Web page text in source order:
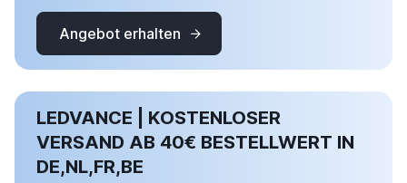
Angebot erhalten
LEDVANCE | KOSTENLOSER
VERSAND AB 40€ BESTELLWERT IN
DE,NL,FR,BE